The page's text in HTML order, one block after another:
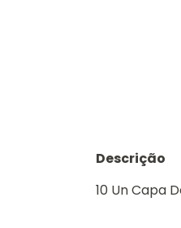
Descrição
10 Un Capa